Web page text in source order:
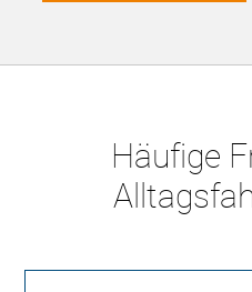
Häufige